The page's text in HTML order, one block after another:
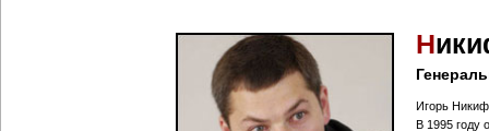
Н
Игорь
В 1995 году